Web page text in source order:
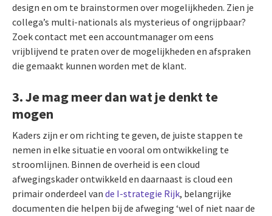
design en om te brainstormen over mogelijkheden. Zien je
collega’s multi-nationals als mysterieus of ongrijpbaar?
Zoek contact met een accountmanager om eens
vrijblijvend te praten over de mogelijkheden en afspraken
die gemaakt kunnen worden met de klant.
3. Je mag meer dan wat je denkt te
mogen
Kaders zijn er om richting te geven, de juiste stappen te
nemen in elke situatie en vooral om ontwikkeling te
stroomlijnen. Binnen de overheid is een cloud
afwegingskader ontwikkeld en daarnaast is cloud een
primair onderdeel van de I-strategie Rijk, belangrijke
documenten die helpen bij de afweging ‘wel of niet naar de